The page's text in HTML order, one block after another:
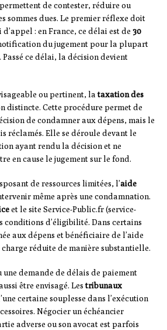
de contester, réduire ou
sommes dues. Le premier réflexe doit
: en France, ce délai est de 30
du jugement pour la plupart
ce délai, la décision devient
ou pertinent, lataxation des
distincte. Cette procédure permet de
de condamner aux dépens, mais le
réclamés. Elle se déroule devant le
ayant rendu la décision et ne
en cause le jugement sur le fond.
de ressources limitées, l’aide
même après une condamnation.
et le site Service-Public.fr (service-
d’éligibilité. Dans certains
aux dépens et bénéficiaire de l’aide
réduite de manière substantielle.
une demande de délais de paiement
être envisagé. Lestribunaux
certaine souplesse dans l’exécution
Négocier un échéancier
adverse ou son avocat est parfois